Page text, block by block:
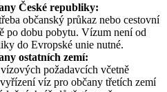
České republiky:
občanský průkaz nebo cestovní
po dobu pobytu. Vízum není od
do Evropské unie nutné.
ostatních zemí:
požadavcích včetně
víz pro občany třetích zemí